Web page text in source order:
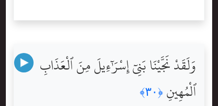
وَلَقَدْ نَجَّيْنَا بَنِىٓ إِسْرَٰٓءِيلَ مِنَ ٱلْعَذَابِ
ٱلْمُهِينِ ﴿٣٠﴾